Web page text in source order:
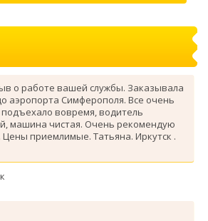
о работе вашей службы. Заказывала
аэропорта Симферополя. Все очень
вовремя, водитель
машина чистая. Очень рекомендую
приемлимые. Татьяна. Иркутск .